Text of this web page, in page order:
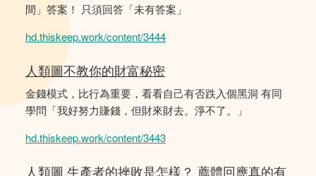
間」答案！ 只須回答「未有答案」
hd.thiskeep.work/content/3444
人類圖不教你的財富秘密
金錢模式，比行為重要，看看自己有否跌入個黑洞 有同
學問「我好努力賺錢，但財來財去。淨不了。」
hd.thiskeep.work/content/3443
人類圖 生產者的挫敗是怎樣？ 薦體回應真的有